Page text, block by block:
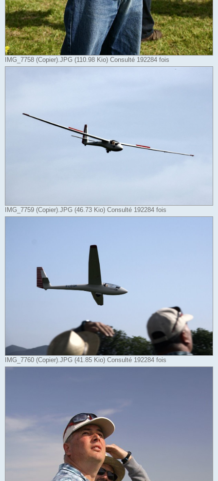
IMG_7758 (Copier).JPG (110.98 Kio) Consulté 192284 fois
IMG_7759 (Copier).JPG (46.73 Kio) Consulté 192284 fois
IMG_7760 (Copier).JPG (41.85 Kio) Consulté 192284 fois